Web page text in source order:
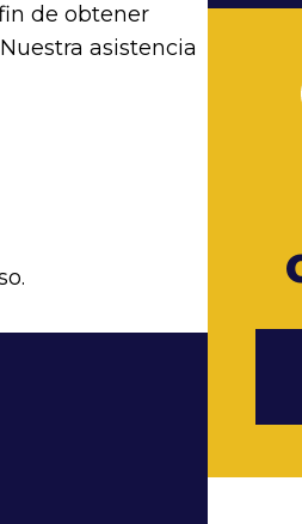
de obtener
asistencia